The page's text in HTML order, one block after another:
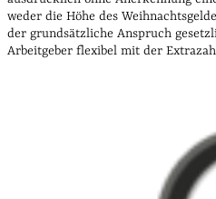
weder die Höhe des
der grundsätzliche Anspruch
Arbeitgeber flexibel mit der